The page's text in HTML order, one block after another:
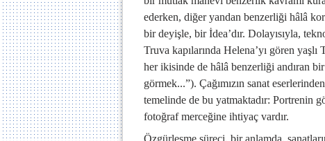
ederken, diğer yandan benzerliği hâlâ
bir deyişle, bir İdea’dır. Dolayısıyla,
Truva kapılarında Helena’yı gören
her ikisinde de hâlâ benzerliği andıran
görmek...”). Çağımızın sanat
temelinde de bu yatmaktadır: Portrenin
fotoğraf merceğine ihtiyaç vardır.
Özgürleşme süreci, bir anlamda,